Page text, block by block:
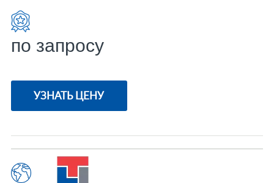
по запросу
УЗНАТЬ ЦЕНУ